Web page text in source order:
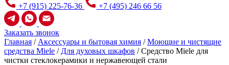
+7 (915) 225-76-36 +7 (495) 246 66 56
Заказать звонок
Главная / Аксессуары и бытовая химия /Моющие и чистящие
средства Miele / Для духовых шкафов /Средство Miele для
чистки стеклокерамики и нержавеющей стали